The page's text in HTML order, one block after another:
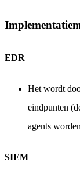
EDR
Het wordt
eindpunten
agents
SIEM